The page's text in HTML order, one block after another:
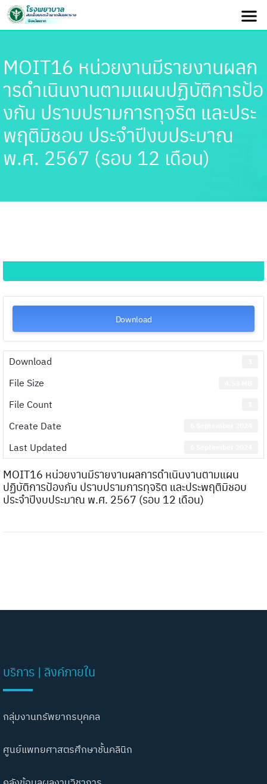
MOIT16 หน่วยงานมีรายงานผลก
ารดำเนินงานตามแผนปฏิบัติการป้อ
งกัน ปราบปรามการทุจริต และประ
พฤติมิชอบ ประจำปีงบประมาณ
พ.ศ. 2567 (รอบ 12 เดือน)
Download
Download
File Size
File Count
Create Date
Last Updated
MOIT16 หน่วยงานมีรายงานผลการดำเนินงานตามแผน
ปฏิบัติการป้องกัน ปราบปรามการทุจริต และประพฤติมิชอบ
ประจำปีงบประมาณ พ.ศ. 2567 (รอบ 12 เดือน)
บริการ | ลิงค์ภายใน
กลุ่มงานทรัพยากรบุคคล
ศูนย์แพทยศาสตรศึกษาชั้นคลินิก